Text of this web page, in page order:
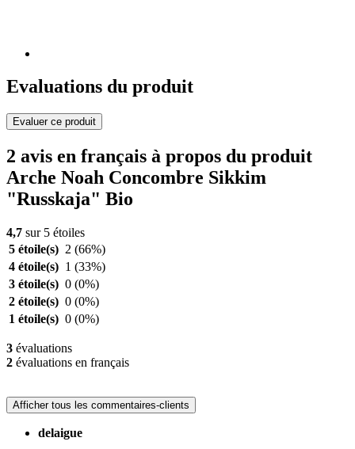
Evaluations du produit
Evaluer ce produit
2 avis en français à propos du produit
Arche Noah Concombre Sikkim
"Russkaja" Bio
4,7 sur 5 étoiles
5 étoile(s) 2 (66%)
4 étoile(s) 1 (33%)
3 étoile(s) 0 (0%)
2 étoile(s) 0 (0%)
1 étoile(s) 0 (0%)
3 évaluations
2 évaluations en français
Afficher tous les commentaires-clients
delaigue